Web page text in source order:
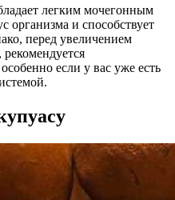
легким мочегонным
организма и способствует
перед увеличением
если у вас уже есть